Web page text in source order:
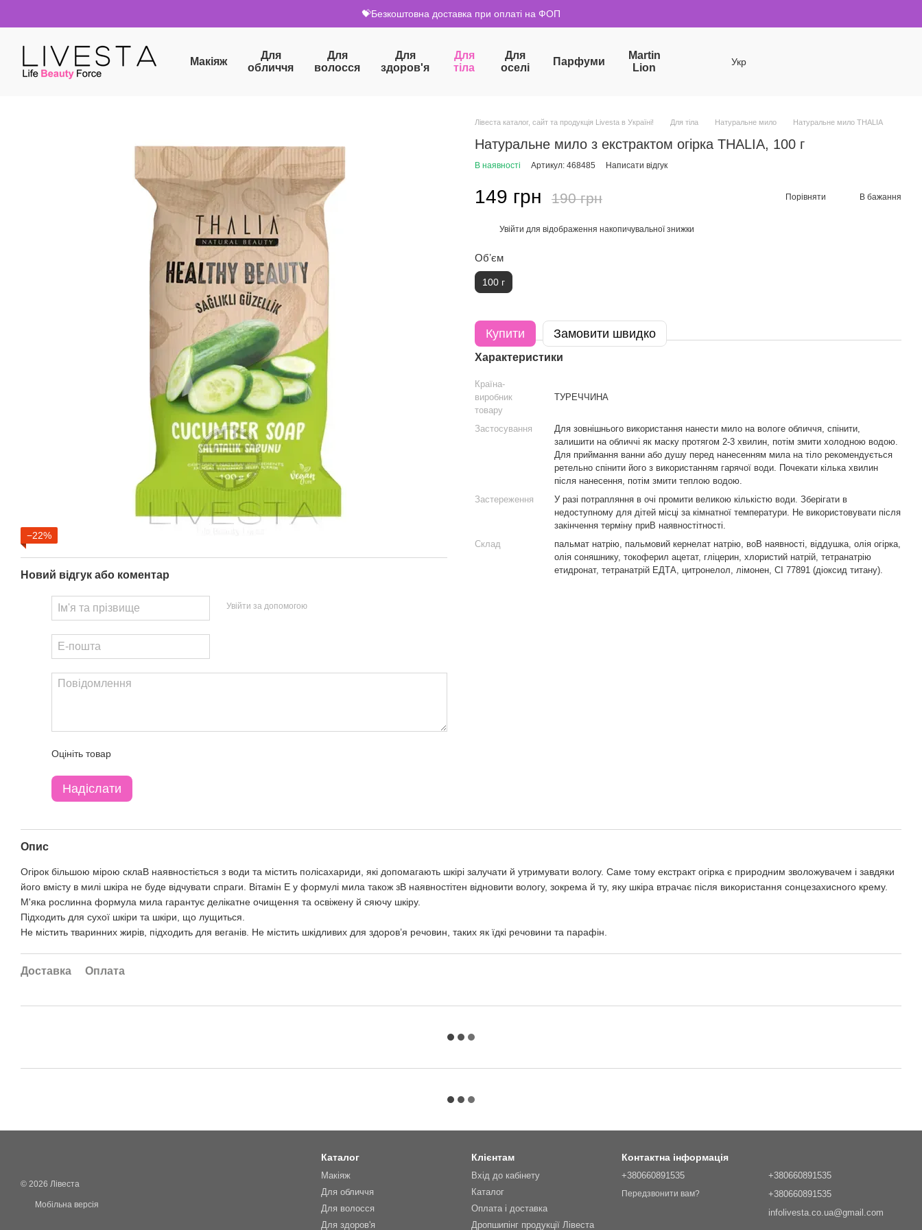
💝Безкоштовна доставка при оплаті на ФОП
Макіяж
Для
обличчя
Для
волосся
Для
здоров'я
Для
тіла
Для
оселі
Парфуми
Martin
Lion
Укр
−22%
Новий відгук або коментар
Увійти за допомогою
Оцініть товар
Надіслати
Лівеста каталог, сайт та продукція Livesta в Україні! Для тіла Натуральне мило Натуральне мило THALIA
Натуральне мило з екстрактом огірка THALIA, 100 г
В наявності Артикул: 468485 Написати відгук
149 грн 190 грн Порівняти В бажання
Увійти для відображення накопичувальної знижки
Обʼєм
100 г
Купити Замовити швидко
Характеристики
Країна-
виробник
товару
ТУРЕЧЧИНА
Застосування
Для зовнішнього використання нанести мило на вологе обличчя, спінити,
залишити на обличчі як маску протягом 2-3 хвилин, потім змити холодною водою.
Для приймання ванни або душу перед нанесенням мила на тіло рекомендується
ретельно спінити його з використанням гарячої води. Почекати кілька хвилин
після нанесення, потім змити теплою водою.
Застереження
У разі потрапляння в очі промити великою кількістю води. Зберігати в
недоступному для дітей місці за кімнатної температури. Не використовувати після
закінчення терміну приВ наявностітності.
Склад
пальмат натрію, пальмовий кернелат натрію, воВ наявності, віддушка, олія огірка,
олія соняшнику, токоферил ацетат, гліцерин, хлористий натрій, тетранатрію
етидронат, тетранатрій ЕДТА, цитронелол, лімонен, CI 77891 (діоксид титану).
Опис
Огірок більшою мірою склаВ наявностіється з води та містить полісахариди, які допомагають шкірі залучати й утримувати вологу. Саме тому екстракт огірка є природним зволожувачем і завдяки
його вмісту в милі шкіра не буде відчувати спраги. Вітамін E у формулі мила також зВ наявностітен відновити вологу, зокрема й ту, яку шкіра втрачає після використання сонцезахисного крему.
М'яка рослинна формула мила гарантує делікатне очищення та освіжену й сяючу шкіру.
Підходить для сухої шкіри та шкіри, що лущиться.
Не містить тваринних жирів, підходить для веганів. Не містить шкідливих для здоров’я речовин, таких як їдкі речовини та парафін.
Доставка Оплата
© 2026 Лівеста
Мобільна версія
Каталог
Макіяж
Для обличчя
Для волосся
Для здоров'я
Клієнтам
Вхід до кабінету
Каталог
Оплата і доставка
Дропшипінг продукції Лівеста
Контактна інформація
+380660891535
Передзвонити вам?
+380660891535
+380660891535
infolivesta.co.ua@gmail.com